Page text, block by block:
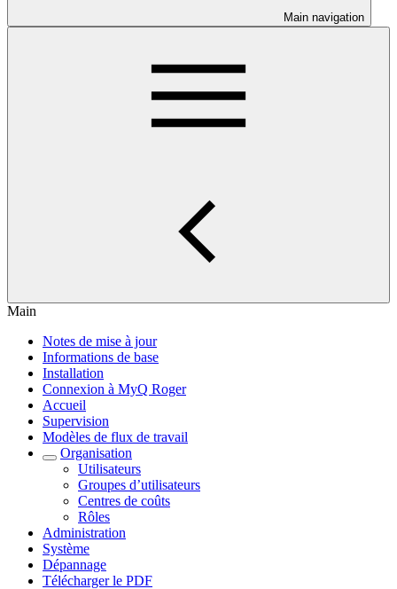
Main navigation
Main
Notes de mise à jour
Informations de base
Installation
Connexion à MyQ Roger
Accueil
Supervision
Modèles de flux de travail
Organisation
Utilisateurs
Groupes d’utilisateurs
Centres de coûts
Rôles
Administration
Système
Dépannage
Télécharger le PDF